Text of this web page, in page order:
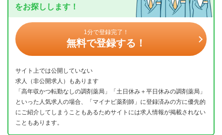
をお探しします！
1分で登録完了！
無料で登録する！
サイト上では公開していない
求人（非公開求人）もあります
「高年収かつ転勤なしの調剤薬局」「土日休み＋平日休みの調剤薬局」
といった人気求人の場合、「マイナビ薬剤師」に登録済みの方に優先的
にご紹介してしまうこともあるためサイトには求人情報が掲載されない
こともあります。